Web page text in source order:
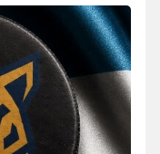
для вашего
сектора —
мест;
информация о
покупки